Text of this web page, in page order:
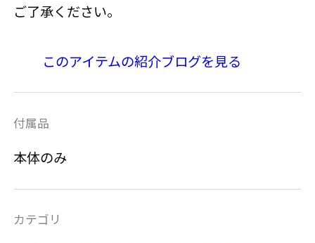
ご了承ください。
このアイテムの紹介ブログを見る
付属品
本体のみ
カテゴリ